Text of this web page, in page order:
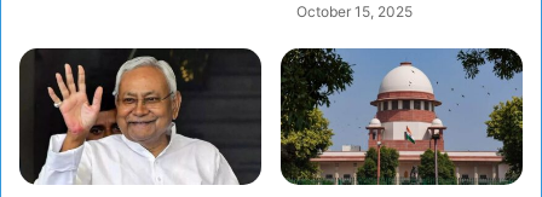
October 15, 2025